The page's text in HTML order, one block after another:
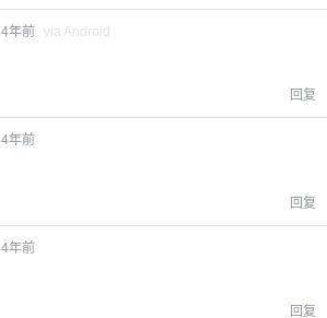
4年前 via Android
回复
4年前
回复
4年前
回复